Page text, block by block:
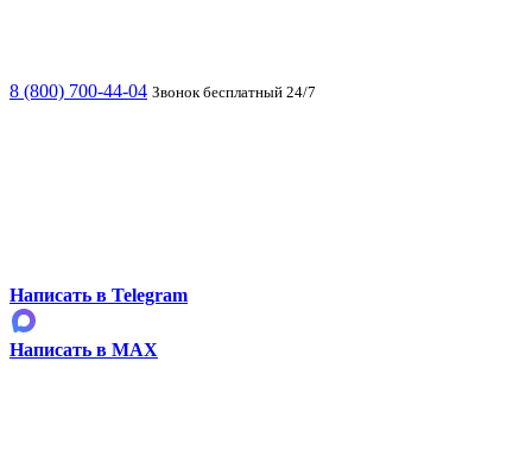
8 (800) 700-44-04 Звонок бесплатный 24/7
Написать в Telegram
Написать в MAX